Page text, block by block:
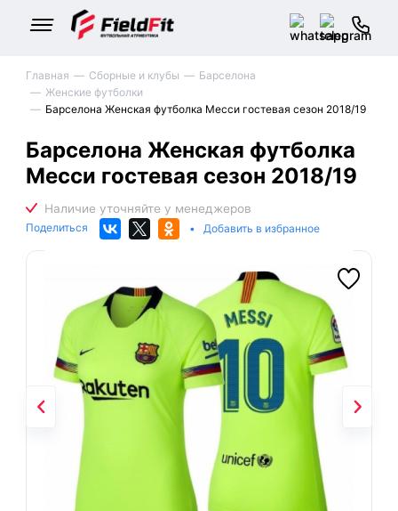
Главная Сборные и клубы
Барселона
Женские футболки
Барселона Женская футболка Месси гостевая сезон 2018/19
Барселона Женская футболка
Месси гостевая сезон 2018/19
Поделиться • Добавить в избранное